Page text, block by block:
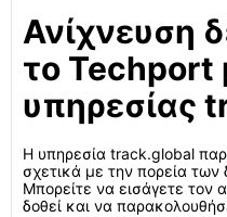
Ανίχνευση
το
υπηρεσίας
Η υπηρεσία track.global
σχετικά με την πορεία
Μπορείτε να εισάγετε τον
δοθεί και να